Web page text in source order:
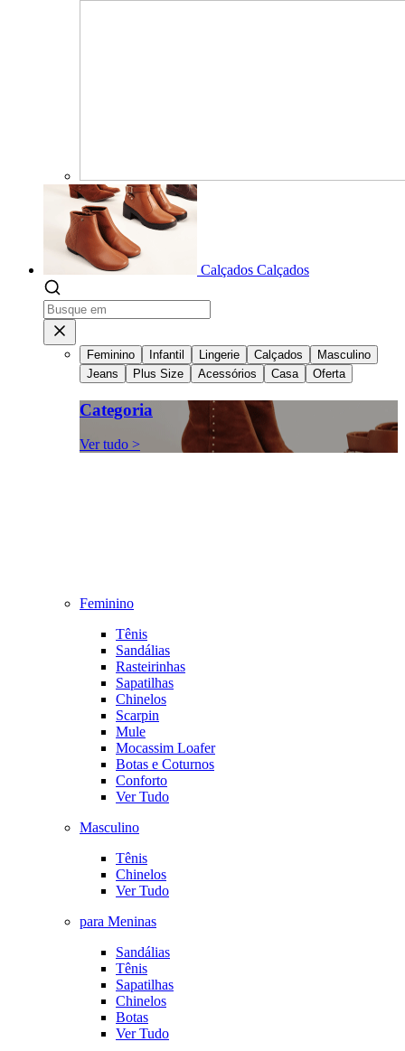
Calçados Calçados
Feminino Infantil Lingerie Calçados
Masculino
Jeans
Plus Size Acessórios Casa Oferta
Categoria
Ver tudo >
Feminino
Tênis
Sandálias
Rasteirinhas
Sapatilhas
Chinelos
Scarpin
Mule
Mocassim Loafer
Botas e Coturnos
Conforto
Ver Tudo
Masculino
Tênis
Chinelos
Ver Tudo
para Meninas
Sandálias
Tênis
Sapatilhas
Chinelos
Botas
Ver Tudo